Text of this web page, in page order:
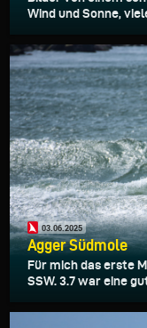
Wind und Sonne,
03.06.2025
Agger Südmole
Für mich das erste
SSW. 3.7 war eine